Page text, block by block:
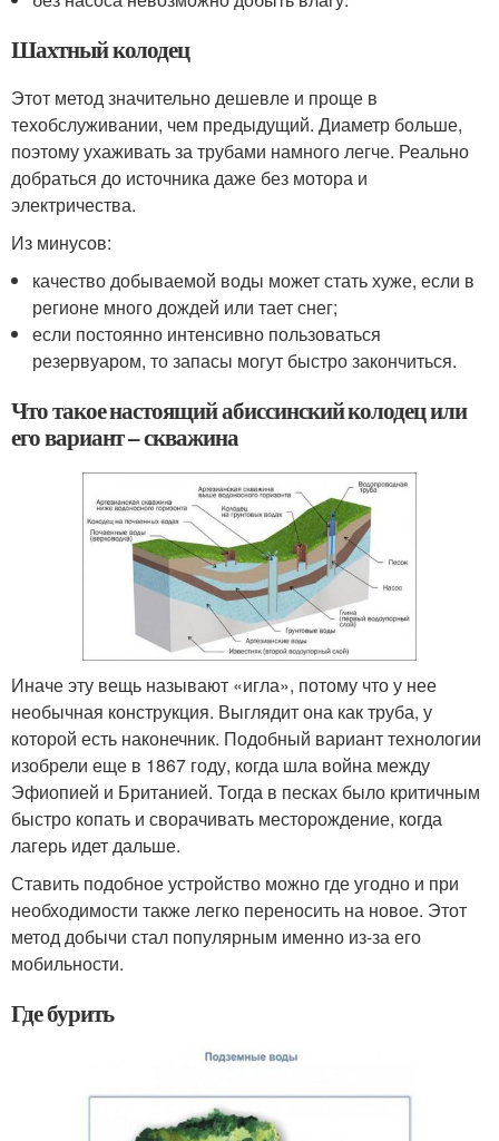
Шахтный колодец
Этот метод значительно дешевле и проще в
техобслуживании, чем предыдущий. Диаметр больше,
поэтому ухаживать за трубами намного легче. Реально
добраться до источника даже без мотора и
электричества.
Из минусов:
качество добываемой воды может стать хуже, если в
регионе много дождей или тает снег;
если постоянно интенсивно пользоваться
резервуаром, то запасы могут быстро закончиться.
Что такое настоящий абиссинский колодец или
его вариант – скважина
Иначе эту вещь называют «игла», потому что у нее
необычная конструкция. Выглядит она как труба, у
которой есть наконечник. Подобный вариант технологии
изобрели еще в 1867 году, когда шла война между
Эфиопией и Британией. Тогда в песках было критичным
быстро копать и сворачивать месторождение, когда
лагерь идет дальше.
Ставить подобное устройство можно где угодно и при
необходимости также легко переносить на новое. Этот
метод добычи стал популярным именно из-за его
мобильности.
Где бурить